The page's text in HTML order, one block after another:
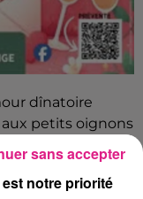
dînatoire
petits oignons
programme : six
8 minutes par
notre priorité
sans accepter